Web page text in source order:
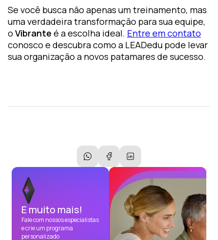
E muito mais!
Fale com nossos especialistas
e crie um programa
personalizado
Se você busca não apenas um treinamento, mas
uma verdadeira transformação para sua equipe,
o Vibrante é a escolha ideal. Entre em contato
conosco e descubra como a LEADedu pode levar
sua organização a novos patamares de sucesso.